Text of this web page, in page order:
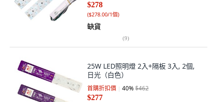
$278
($278.00/1個)
缺貨
(9)
25W LED照明燈 2入+隔板 3入, 2個,
日光（白色）
首購折扣價 40%$462
$277